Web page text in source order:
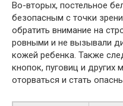
Во-вторых, постельное
безопасным с точки
обратить внимание на
ровными и не вызывали
кожей ребенка. Также
кнопок, пуговиц и других
оторваться и стать